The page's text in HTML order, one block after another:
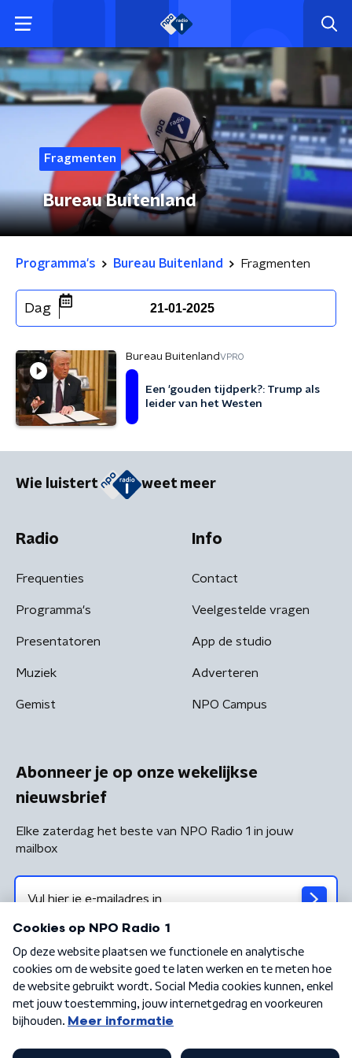
Fragmenten
Bureau Buitenland
Programma's Bureau Buitenland Fragmenten
Dag 21-01-2025
Bureau BuitenlandVPRO
Een 'gouden tijdperk?: Trump als
leider van het Westen
Wie luistert weet meer
Radio
Frequenties
Programma's
Presentatoren
Muziek
Gemist
Info
Contact
Veelgestelde vragen
App de studio
Adverteren
NPO Campus
Abonneer je op onze wekelijkse
nieuwsbrief
Elke zaterdag het beste van NPO Radio 1 in jouw
mailbox
Algemene voorwaarden